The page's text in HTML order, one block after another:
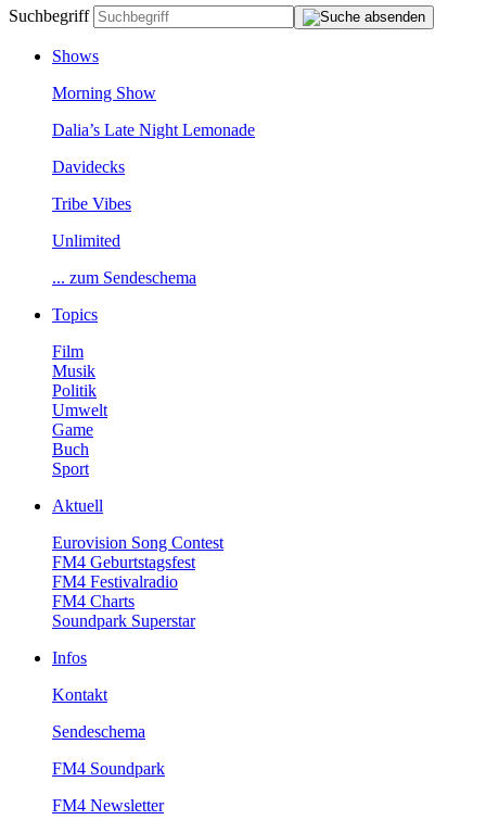
Suchbegriff
Shows
MorningShow
Dalia’sLateNightLemonade
Davidecks
TribeVibes
Unlimited
...zumSendeschema
Topics
Film
Musik
Politik
Umwelt
Game
Buch
Sport
Aktuell
EurovisionSongContest
FM4Geburtstagsfest
FM4Festivalradio
FM4Charts
SoundparkSuperstar
Infos
Kontakt
Sendeschema
FM4Soundpark
FM4Newsletter